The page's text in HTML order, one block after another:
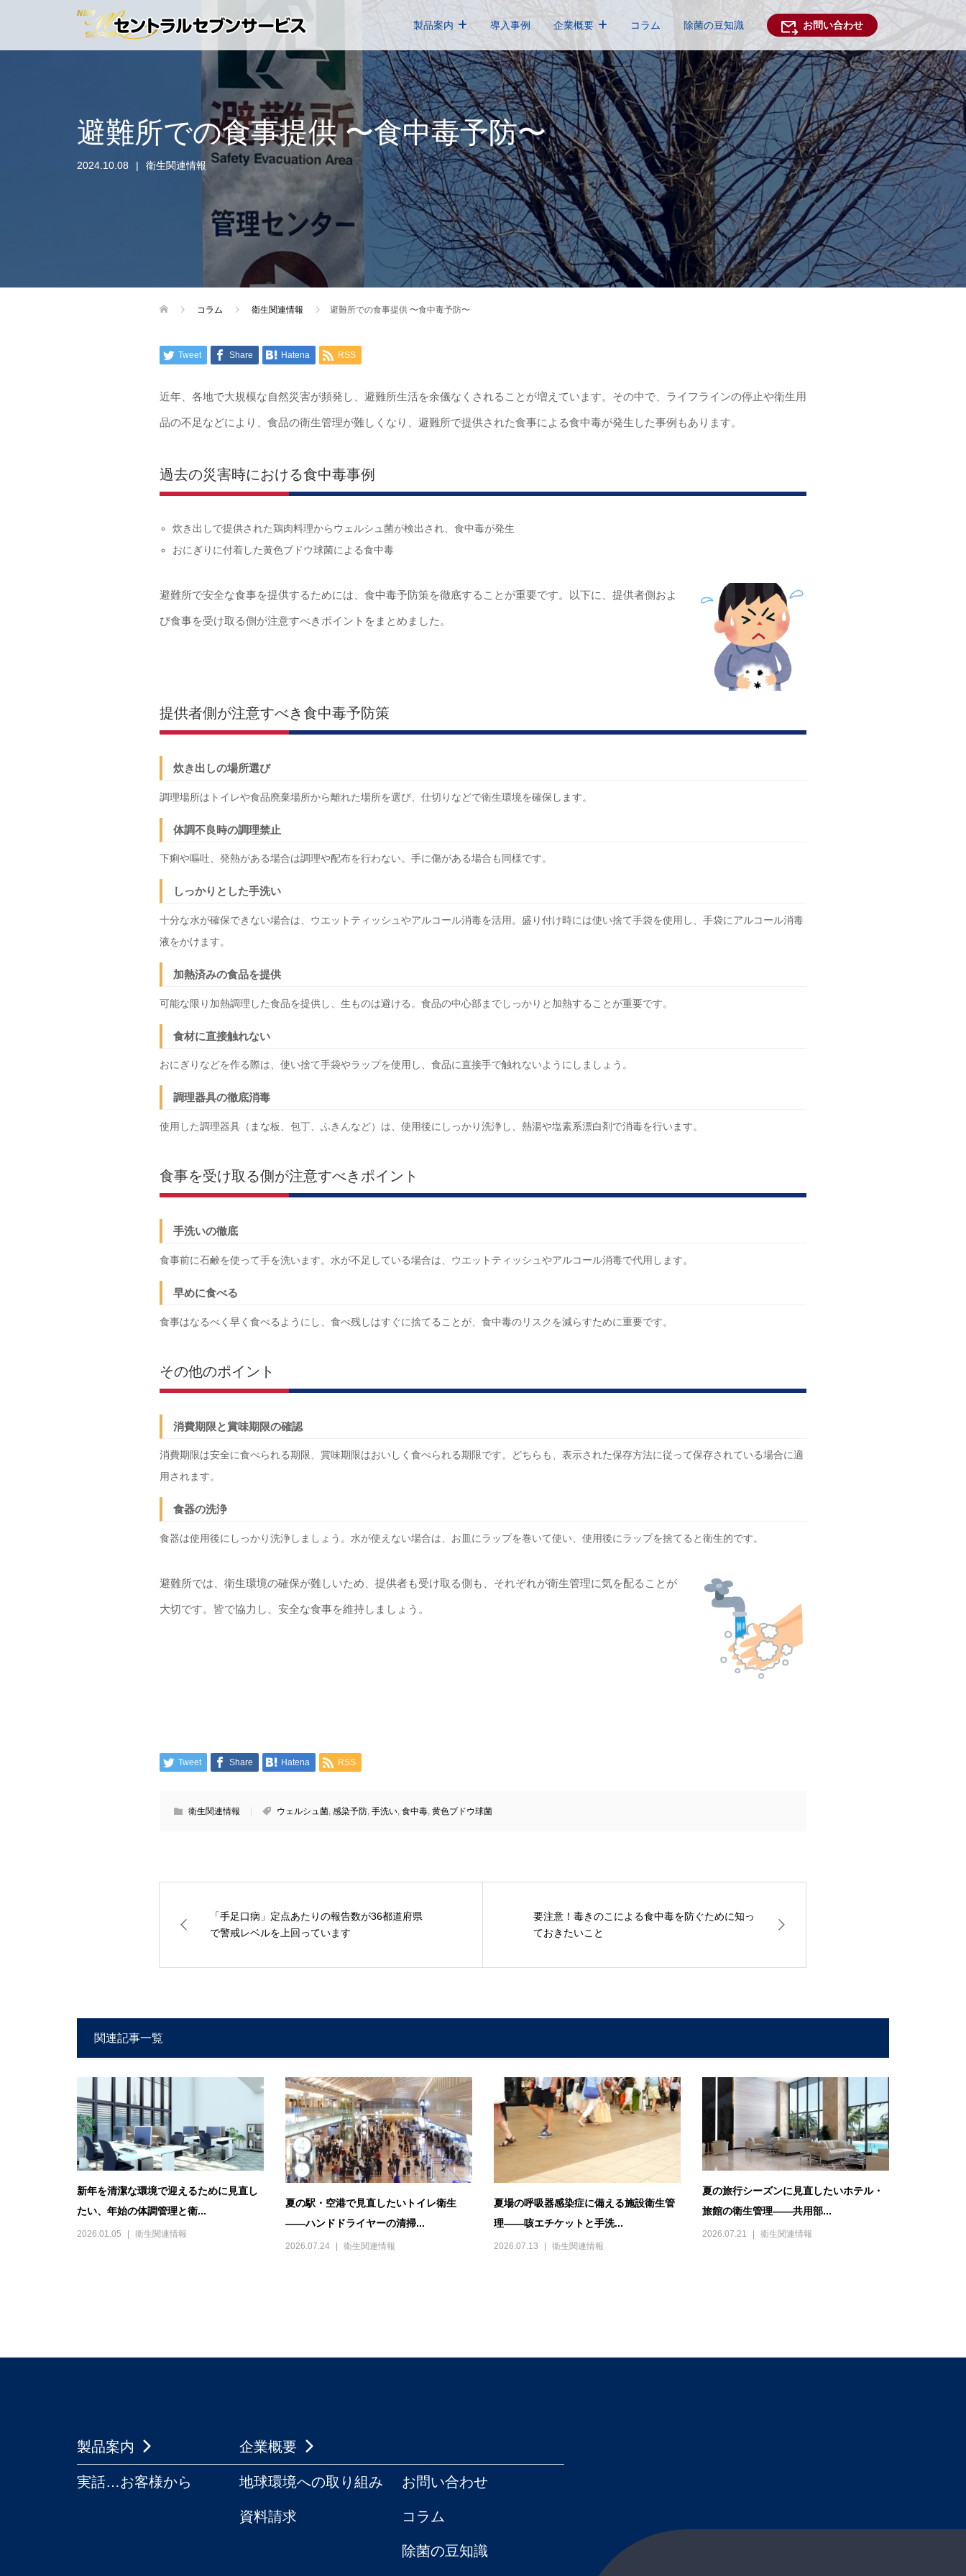
製品案内 導入事例 企業概要 コラム 除菌の豆知識 お問い合わせ
避難所での食事提供 〜食中毒予防〜
2024.10.08 衛生関連情報
コラム 衛生関連情報 避難所での食事提供 〜食中毒予防〜
Tweet Share Hatena RSS
近年、各地で大規模な自然災害が頻発し、避難所生活を余儀なくされることが増えています。その中で、ライフラインの停止や衛生用
品の不足などにより、食品の衛生管理が難しくなり、避難所で提供された食事による食中毒が発生した事例もあります。
過去の災害時における食中毒事例
炊き出しで提供された鶏肉料理からウェルシュ菌が検出され、食中毒が発生
おにぎりに付着した黄色ブドウ球菌による食中毒
避難所で安全な食事を提供するためには、食中毒予防策を徹底することが重要です。以下に、提供者側およ
び食事を受け取る側が注意すべきポイントをまとめました。
提供者側が注意すべき食中毒予防策
炊き出しの場所選び
調理場所はトイレや食品廃棄場所から離れた場所を選び、仕切りなどで衛生環境を確保します。
体調不良時の調理禁止
下痢や嘔吐、発熱がある場合は調理や配布を行わない。手に傷がある場合も同様です。
しっかりとした手洗い
十分な水が確保できない場合は、ウエットティッシュやアルコール消毒を活用。盛り付け時には使い捨て手袋を使用し、手袋にアルコール消毒
液をかけます。
加熱済みの食品を提供
可能な限り加熱調理した食品を提供し、生ものは避ける。食品の中心部までしっかりと加熱することが重要です。
食材に直接触れない
おにぎりなどを作る際は、使い捨て手袋やラップを使用し、食品に直接手で触れないようにしましょう。
調理器具の徹底消毒
使用した調理器具（まな板、包丁、ふきんなど）は、使用後にしっかり洗浄し、熱湯や塩素系漂白剤で消毒を行います。
食事を受け取る側が注意すべきポイント
手洗いの徹底
食事前に石鹸を使って手を洗います。水が不足している場合は、ウエットティッシュやアルコール消毒で代用します。
早めに食べる
食事はなるべく早く食べるようにし、食べ残しはすぐに捨てることが、食中毒のリスクを減らすために重要です。
その他のポイント
消費期限と賞味期限の確認
消費期限は安全に食べられる期限、賞味期限はおいしく食べられる期限です。どちらも、表示された保存方法に従って保存されている場合に適
用されます。
食器の洗浄
食器は使用後にしっかり洗浄しましょう。水が使えない場合は、お皿にラップを巻いて使い、使用後にラップを捨てると衛生的です。
避難所では、衛生環境の確保が難しいため、提供者も受け取る側も、それぞれが衛生管理に気を配ることが
大切です。皆で協力し、安全な食事を維持しましょう。
Tweet Share Hatena RSS
衛生関連情報 ウェルシュ菌, 感染予防, 手洗い, 食中毒, 黄色ブドウ球菌
「手足口病」定点あたりの報告数が36都道府県
で警戒レベルを上回っています
要注意！毒きのこによる食中毒を防ぐために知っ
ておきたいこと
関連記事一覧
新年を清潔な環境で迎えるために見直し
たい、年始の体調管理と衛...
2026.01.05 衛生関連情報
夏の駅・空港で見直したいトイレ衛生
――ハンドドライヤーの清掃...
2026.07.24 衛生関連情報
夏場の呼吸器感染症に備える施設衛生管
理――咳エチケットと手洗...
2026.07.13 衛生関連情報
夏の旅行シーズンに見直したいホテル・
旅館の衛生管理――共用部...
2026.07.21 衛生関連情報
製品案内
実話…お客様から
企業概要
地球環境への取り組み
資料請求
お問い合わせ
コラム
除菌の豆知識